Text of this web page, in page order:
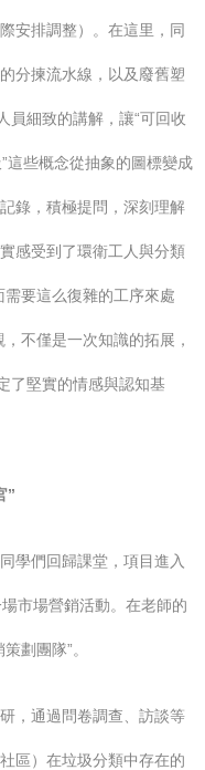
安排調整）。在這里，同
分揀流水線，以及廢舊塑
員細致的講解，讓“可回收
”這些概念從抽象的圖標變成
錄，積極提問，深刻理解
感受到了環衛工人與分類
要這么復雜的工序來處
不僅是一次知識的拓展，
了堅實的情感與認知基
”
學們回歸課堂，項目進入
市場營銷活動。在老師的
劃團隊”。
，通過問卷調查、訪談等
區）在垃圾分類中存在的